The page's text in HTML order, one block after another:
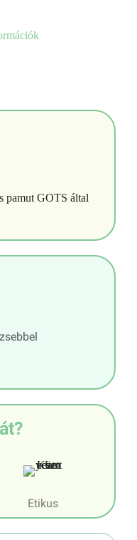
pamut GOTS által
Etikus